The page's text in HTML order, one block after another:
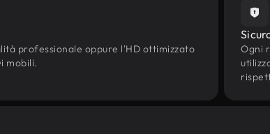
professionale oppure l'HD ottimizzato
mobili.
Ogni